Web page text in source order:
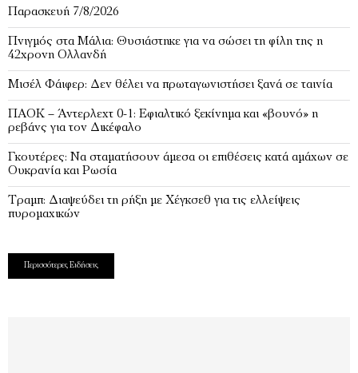
Παρασκευή 7/8/2026
Πνιγμός στα Μάλια: Θυσιάστηκε για να σώσει τη φίλη της η
42χρονη Ολλανδή
Μισέλ Φάιφερ: Δεν θέλει να πρωταγωνιστήσει ξανά σε ταινία
ΠΑΟΚ – Άντερλεχτ 0-1: Εφιαλτικό ξεκίνημα και «βουνό» η
ρεβάνς για τον Δικέφαλο
Γκουτέρες: Να σταματήσουν άμεσα οι επιθέσεις κατά αμάχων σε
Ουκρανία και Ρωσία
Τραμπ: Διαψεύδει τη ρήξη με Χέγκσεθ για τις ελλείψεις
πυρομαχικών
Περισσότερες Ειδήσεις